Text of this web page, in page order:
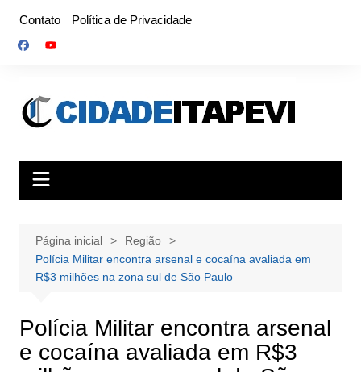
Contato Política de Privacidade
Página inicial
Região
Polícia Militar encontra arsenal e cocaína avaliada em
R$3 milhões na zona sul de São Paulo
Polícia Militar encontra arsenal
e cocaína avaliada em R$3